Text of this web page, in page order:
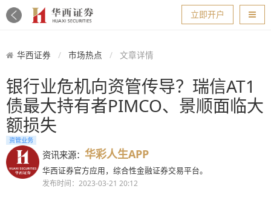
导航
立即开户
华西证券 市场热点 文章详情
银行业危机向资管传导？瑞信AT1
债最大持有者PIMCO、景顺面临大
额损失
资管业务
资讯来源： 华彩人生APP
华西证券官方应用，综合性金融证券交易平台。
发布时间：2023-03-21 20:12